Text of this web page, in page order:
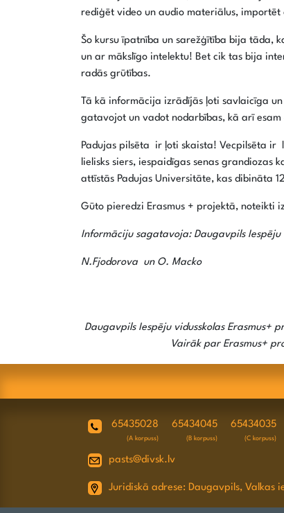
rediģēt video un audio materiālus, importēt
Šo kursu īpatnība un sarežģītība bija tāda,
un ar mākslīgo intelektu! Bet cik tas bija
radās grūtības.
Tā kā informācija izrādījās ļoti savlaicīga
gatavojot un vadot nodarbības, kā arī
Padujas pilsēta ir ļoti skaista! Vecpilsēta ir
lielisks siers, iespaidīgas senas grandiozas
attīstās Padujas Universitāte, kas dibināta
Gūto pieredzi Erasmus + projektā, noteikti
Informāciju sagatavoja: Daugavpils Iespēju
N.Fjodorova un O. Macko
Daugavpils Iespēju vidusskolas Erasmus+
Vairāk par Erasmus+
65435028
(A korpuss)
65434045
(B korpuss)
65434035
(C korpuss)
pasts@divsk.lv
Juridiskā adrese: Daugavpils, Valkas